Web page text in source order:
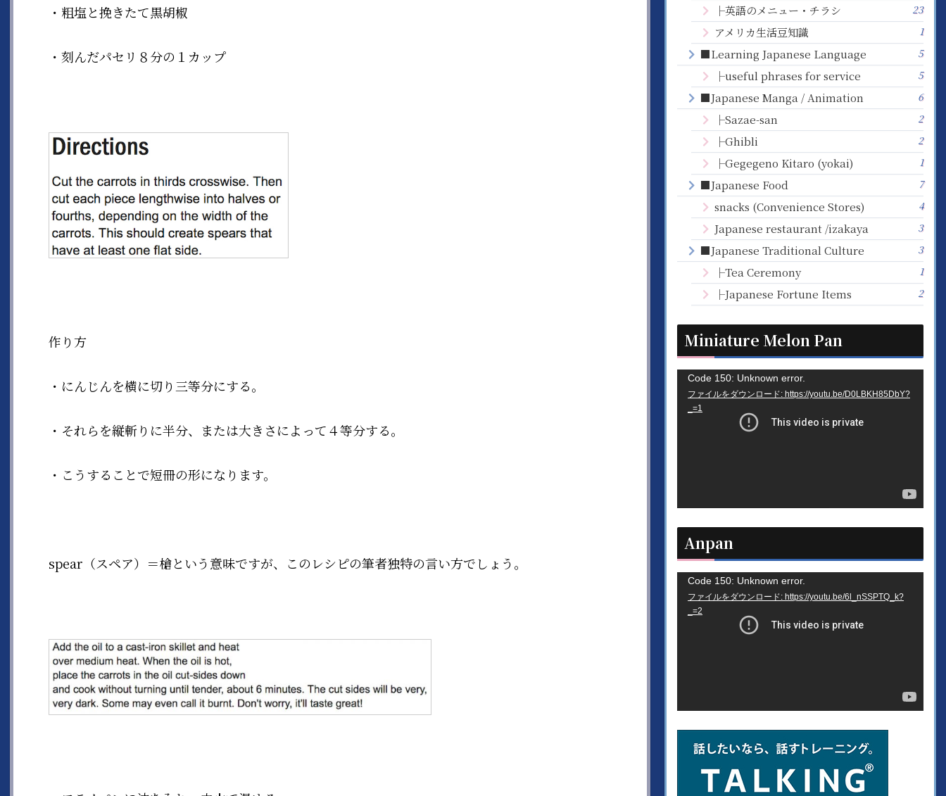
・粗塩と挽きたて黒胡椒
・刻んだパセリ８分の１カップ
作り方
・にんじんを横に切り三等分にする。
・それらを縦斬りに半分、または大きさによって４等分する。
・こうすることで短冊の形になります。
spear（スペア）＝槍という意味ですが、このレシピの筆者独特の言い方でしょう。
├英語のメニュー・チラシ 23
アメリカ生活豆知識 1
■Learning Japanese Language 5
├useful phrases for service 5
■Japanese Manga / Animation 6
├Sazae-san 2
├Ghibli 2
├Gegegeno Kitaro (yokai) 1
■Japanese Food 7
snacks (Convenience Stores) 4
Japanese restaurant /izakaya 3
■Japanese Traditional Culture 3
├Tea Ceremony 1
├Japanese Fortune Items 2
Miniature Melon Pan
動
画
Code 150: Unknown error.
ファイルをダウンロード: https://youtu.be/D0LBKH85DbY?
_=1
Anpan
動
画
Code 150: Unknown error.
ファイルをダウンロード: https://youtu.be/6l_nSSPTQ_k?
_=2